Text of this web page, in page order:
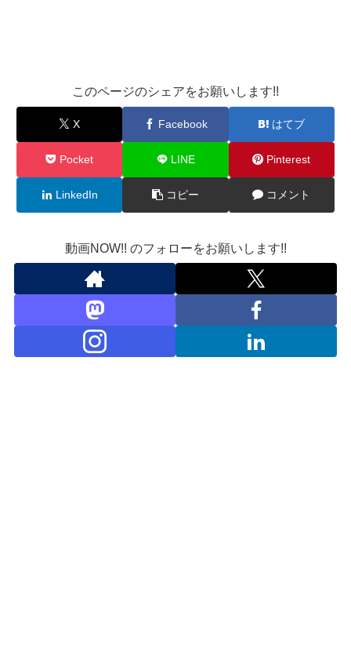
このページのシェアをお願いします!!
X Facebook はてブ
Pocket LINE Pinterest
LinkedIn コピー コメント
動画NOW!! のフォローをお願いします!!